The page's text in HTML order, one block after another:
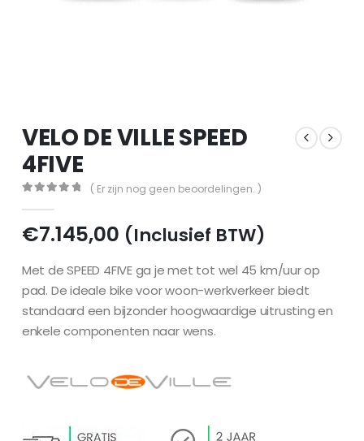
VELO DE VILLE SPEED
4FIVE
( Er zijn nog geen beoordelingen. )
€7.145,00 (Inclusief BTW)
Met de SPEED 4FIVE ga je met tot wel 45 km/uur op
pad. De ideale bike voor woon-werkverkeer biedt
standaard een bijzonder hoogwaardige uitrusting en
enkele componenten naar wens.